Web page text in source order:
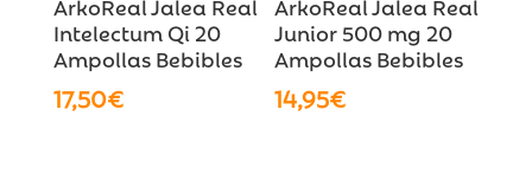
ArkoReal Jalea Real
Intelectum Qi 20
Ampollas Bebibles
17,50€
ArkoReal Jalea Real
Junior 500 mg 20
Ampollas Bebibles
14,95€